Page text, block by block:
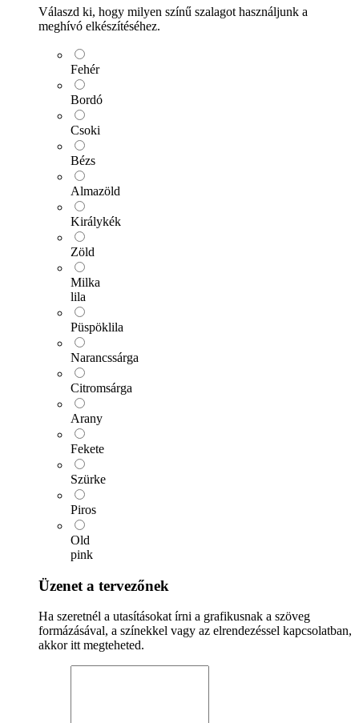
Válaszd ki, hogy milyen színű szalagot használjunk a
meghívó elkészítéséhez.
Fehér
Bordó
Csoki
Bézs
Almazöld
Királykék
Zöld
Milka
lila
Püspöklila
Narancssárga
Citromsárga
Arany
Fekete
Szürke
Piros
Old
pink
Üzenet a tervezőnek
Ha szeretnél a utasításokat írni a grafikusnak a szöveg
formázásával, a színekkel vagy az elrendezéssel kapcsolatban,
akkor itt megteheted.